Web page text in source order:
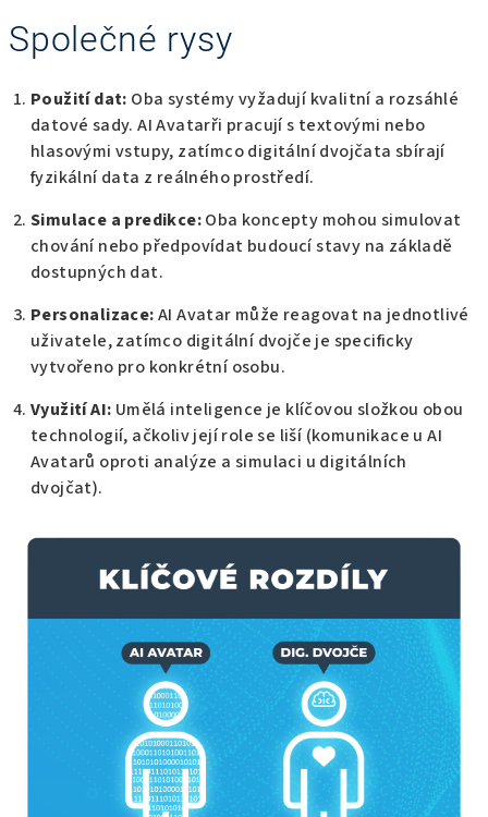
Společné rysy
Použití dat: Oba systémy vyžadují kvalitní a rozsáhlé
datové sady. AI Avatarři pracují s textovými nebo
hlasovými vstupy, zatímco digitální dvojčata sbírají
fyzikální data z reálného prostředí.
Simulace a predikce:Oba koncepty mohou simulovat
chování nebo předpovídat budoucí stavy na základě
dostupných dat.
Personalizace:AI Avatar může reagovat na jednotlivé
uživatele, zatímco digitální dvojče je specificky
vytvořeno pro konkrétní osobu.
Využití AI: Umělá inteligence je klíčovou složkou obou
technologií, ačkoliv její role se liší (komunikace u AI
Avatarů oproti analýze a simulaci u digitálních
dvojčat).